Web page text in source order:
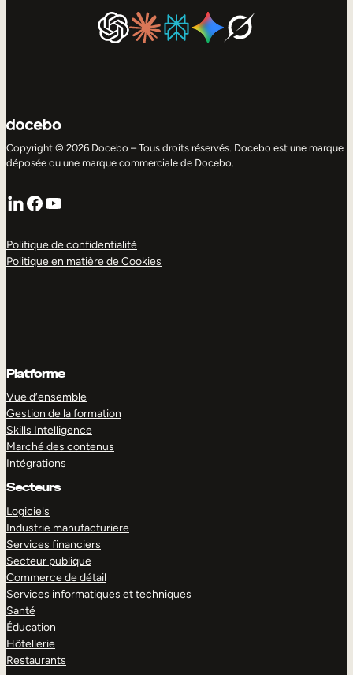
Copyright © 2026 Docebo – Tous droits réservés. Docebo est une marque
déposée ou une marque commerciale de Docebo.
LinkedIn
Facebook
YouTube
Politique de confidentialité
Politique en matière de Cookies
Platforme
Vue d’ensemble
Gestion de la formation
Skills Intelligence
Marché des contenus
Intégrations
Secteurs
Logiciels
Industrie manufacturiere
Services financiers
Secteur publique
Commerce de détail
Services informatiques et techniques
Santé
Éducation
Hôtellerie
Restaurants